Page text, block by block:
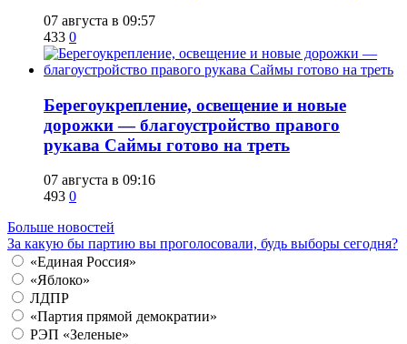
07 августа в 09:57
433 0
Берегоукрепление, освещение и новые
дорожки — благоустройство правого
рукава Саймы готово на треть
07 августа в 09:16
493 0
Больше новостей
За какую бы партию вы проголосовали, будь выборы сегодня?
«Единая Россия»
«Яблоко»
ЛДПР
«Партия прямой демократии»
РЭП «Зеленые»